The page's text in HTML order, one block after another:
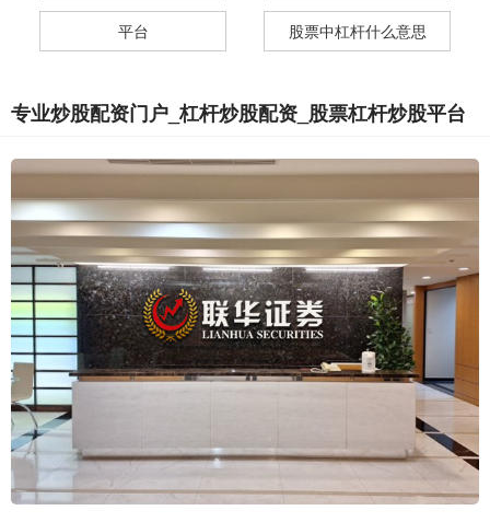
平台 股票中杠杆什么意思
专业炒股配资门户_杠杆炒股配资_股票杠杆炒股平台